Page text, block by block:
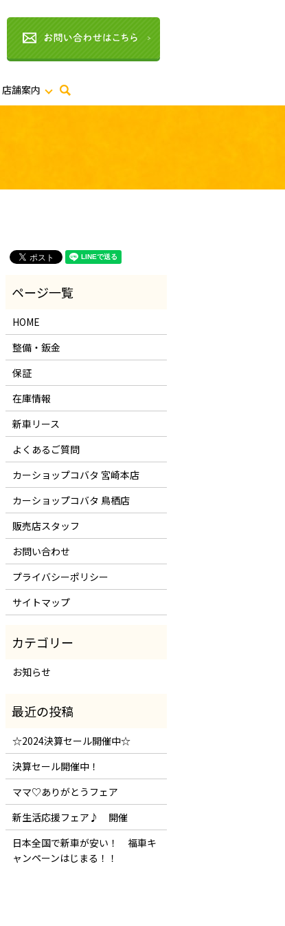
店舗案内 search
HOME
整備・鈑金
保証
在庫情報
新車リース
よくあるご質問
カーショップコバタ 宮崎本店
カーショップコバタ 鳥栖店
販売店スタッフ
お問い合わせ
プライバシーポリシー
サイトマップ
お知らせ
☆2024決算セール開催中☆
決算セール開催中！
ママ♡ありがとうフェア
新生活応援フェア♪ 開催
日本全国で新車が安い！ 福車キ
ャンペーンはじまる！！